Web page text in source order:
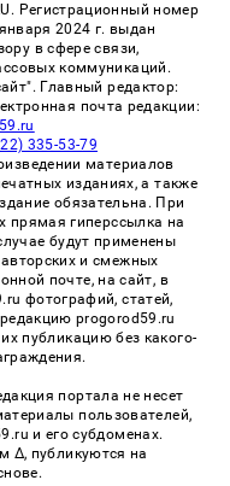
Регистрационный номер
2024 г. выдан
в сфере связи,
коммуникаций.
Главный редактор:
почта редакции:
335-53-79
материалов
изданиях, а также
обязательна. При
прямая гиперссылка на
будут применены
и смежных
почте, на сайт, в
фотографий, статей,
progorod59.ru
публикацию без какого-
портала не несет
пользователей,
и его субдоменах.
Δ, публикуются на